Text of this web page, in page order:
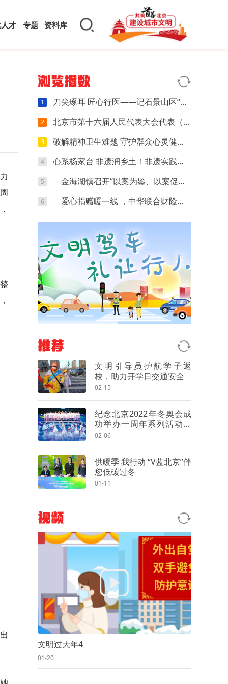
才 专题 资料库
浏览指数
1 刀尖琢耳 匠心行医——记石景山区“景贤计划”卫生健康领域人才蒋海越
2 北京市第十六届人民代表大会代表（石景山团）开展年中集中活动
3 破解精神卫生难题 守护群众心灵健康——石景山区“景贤计划”卫生健康领域人才张小芊专访
4 心系杨家台 非遗润乡土！非遗实践赋能乡村文化振兴
5 金海湖镇召开“以案为鉴、以案促改”警示教育大会
6 爱心捐赠暖一线 ，中华联合财险助力峪口镇防汛备汛工作
推荐
文明引导员护航学子返
校，助力开学日交通安全
02-15
纪念北京2022年冬奥会成
功举办一周年系列活动启
动 尹力高志丹殷勇王正谱
02-06
供暖季 我行动 “V蓝北京”伴
您低碳过冬
01-11
视频
文明过大年4
01-20